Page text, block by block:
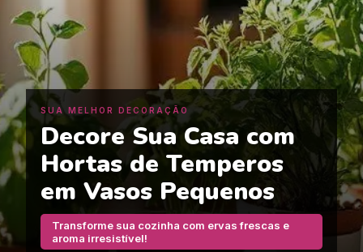
SUA MELHOR DECORAÇÃO
Decore Sua Casa com
Hortas de Temperos
em Vasos Pequenos
Transforme sua cozinha com ervas frescas e
aroma irresistível!